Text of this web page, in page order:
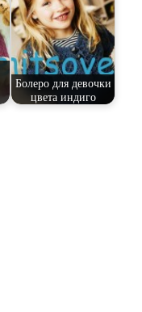
Болеро для девочки
цвета индиго